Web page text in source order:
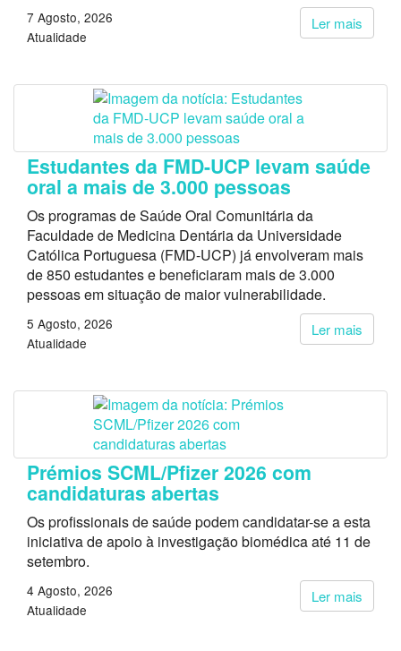
Ler mais
7 Agosto, 2026
Atualidade
Estudantes da FMD-UCP levam saúde
oral a mais de 3.000 pessoas
Os programas de Saúde Oral Comunitária da
Faculdade de Medicina Dentária da Universidade
Católica Portuguesa (FMD-UCP) já envolveram mais
de 850 estudantes e beneficiaram mais de 3.000
pessoas em situação de maior vulnerabilidade.
Ler mais
5 Agosto, 2026
Atualidade
Prémios SCML/Pfizer 2026 com
candidaturas abertas
Os profissionais de saúde podem candidatar-se a esta
iniciativa de apoio à investigação biomédica até 11 de
setembro.
Ler mais
4 Agosto, 2026
Atualidade